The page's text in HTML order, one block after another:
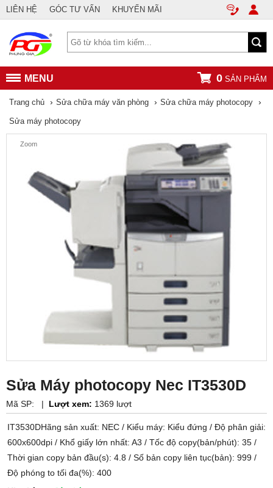
LIÊN HỆ GÓC TƯ VẤN KHUYẾN MÃI
MENU 0 SẢN PHẨM
Trang chủ › Sửa chữa máy văn phòng › Sửa chữa máy photocopy ›
Sửa máy photocopy
Zoom
Sửa Máy photocopy Nec IT3530D
Mã SP: | Lượt xem: 1369 lượt
IT3530DHãng sản xuất: NEC / Kiểu máy: Kiểu đứng / Độ phân giải:
600x600dpi / Khổ giấy lớn nhất: A3 / Tốc độ copy(bản/phút): 35 /
Thời gian copy bản đầu(s): 4.8 / Số bản copy liên tục(bản): 999 /
Độ phóng to tối đa(%): 400